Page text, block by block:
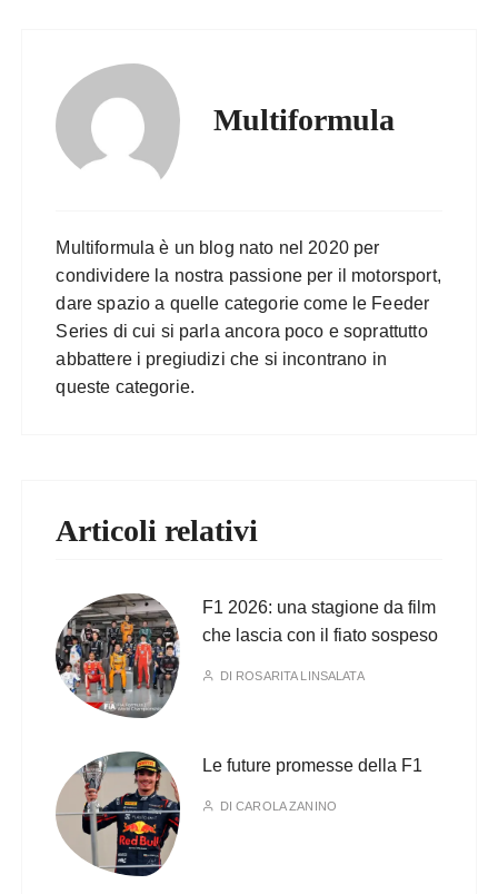
Multiformula
Multiformula è un blog nato nel 2020 per
condividere la nostra passione per il motorsport,
dare spazio a quelle categorie come le Feeder
Series di cui si parla ancora poco e soprattutto
abbattere i pregiudizi che si incontrano in
queste categorie.
Articoli relativi
F1 2026: una stagione da film
che lascia con il fiato sospeso
DI ROSARITA LINSALATA
Le future promesse della F1
DICAROLA ZANINO